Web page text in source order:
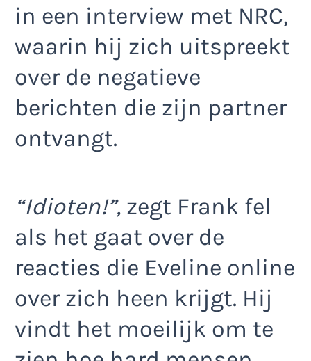
in een interview met NRC,
waarin hij zich uitspreekt
over de negatieve
berichten die zijn partner
ontvangt.
“Idioten!”, zegt Frank fel
als het gaat over de
reacties die Eveline online
over zich heen krijgt. Hij
vindt het moeilijk om te